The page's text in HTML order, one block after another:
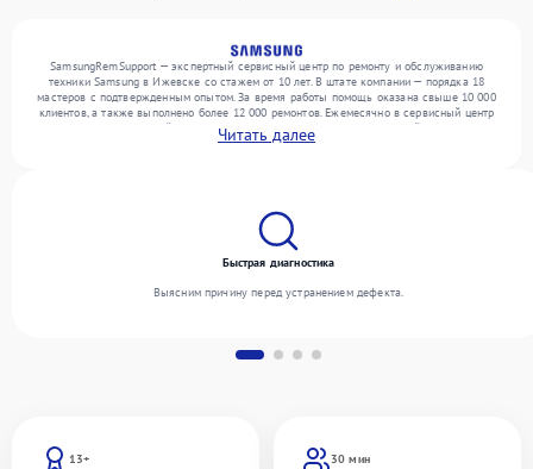
SamsungRemSupport — экспертный сервисный центр по ремонту и обслуживанию
техники Samsung в Ижевске со стажем от 10 лет. В штате компании — порядка 18
мастеров с подтвержденным опытом. За время работы помощь оказана свыше 10 000
клиентов, а также выполнено более 12 000 ремонтов. Ежемесячно в сервисный центр
поступает от 300 устройств, включая , , . Мы устраняем поломки любой сложности и
гарантируем высокое качество обслуживания благодаря отлаженным процессам
Читать далее
13+
30 мин
Быстрая диагностика
Выясним причину перед устранением дефекта.